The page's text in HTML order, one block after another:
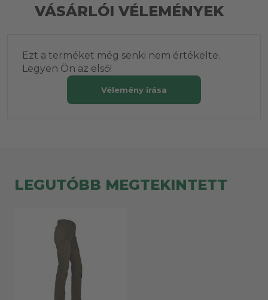
VÁSÁRLÓI VÉLEMÉNYEK
Ezt a terméket még senki nem értékelte.
Legyen Ön az első!
Vélemény írása
LEGUTÓBB MEGTEKINTETT